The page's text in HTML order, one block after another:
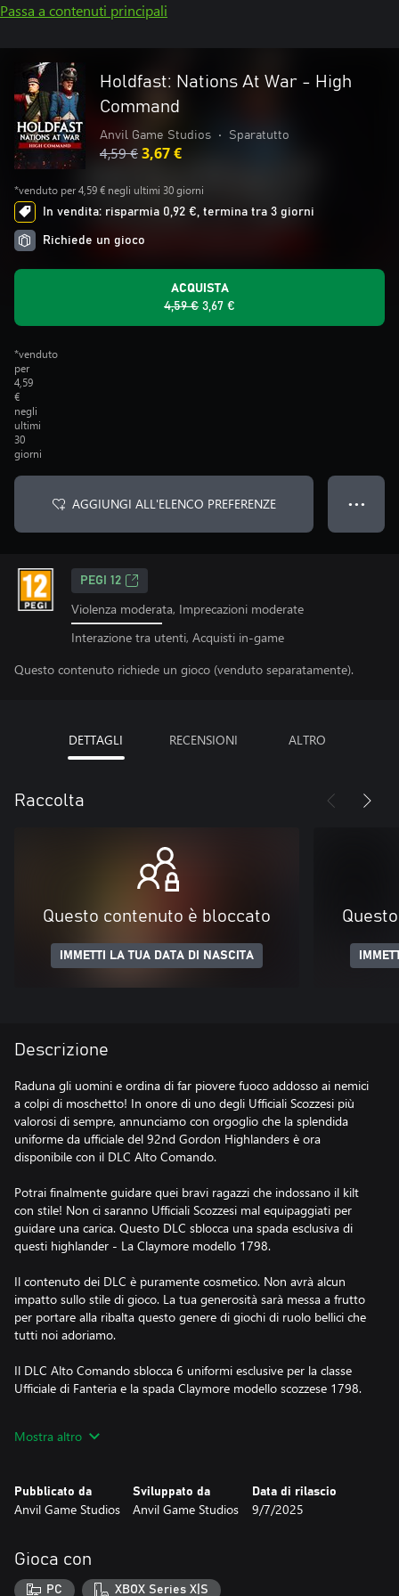
Passa a contenuti principali
Holdfast: Nations At War - High
Command
Anvil Game Studios • Sparatutto
4,59 €3,67 €
*venduto per 4,59 € negli ultimi 30 giorni
In vendita: risparmia 0,92 €, termina tra 3 giorni
Richiede un gioco
ACQUISTA
4,59 € 3,67 €
*venduto
per
4,59
€
negli
ultimi
30
giorni
AGGIUNGI ALL'ELENCO PREFERENZE ● ● ●
PEGI 12
Violenza moderata, Imprecazioni moderate
Interazione tra utenti, Acquisti in-game
Questo contenuto richiede un gioco (venduto separatamente).
DETTAGLI RECENSIONI ALTRO
Raccolta
Questo contenuto è bloccato
IMMETTI LA TUA DATA DI NASCITA
Descrizione
Raduna gli uomini e ordina di far piovere fuoco addosso ai nemici
a colpi di moschetto! In onore di uno degli Ufficiali Scozzesi più
valorosi di sempre, annunciamo con orgoglio che la splendida
uniforme da ufficiale del 92nd Gordon Highlanders è ora
disponibile con il DLC Alto Comando.
Potrai finalmente guidare quei bravi ragazzi che indossano il kilt
con stile! Non ci saranno Ufficiali Scozzesi mal equipaggiati per
guidare una carica. Questo DLC sblocca una spada esclusiva di
questi highlander - La Claymore modello 1798.
Il contenuto dei DLC è puramente cosmetico. Non avrà alcun
impatto sullo stile di gioco. La tua generosità sarà messa a frutto
per portare alla ribalta questo genere di giochi di ruolo bellici che
tutti noi adoriamo.
Il DLC Alto Comando sblocca 6 uniformi esclusive per la classe
Ufficiale di Fanteria e la spada Claymore modello scozzese 1798.
● Sblocca l'uniforme del 92° Gordon Highlanders per l'Impero
Francese.
● Sblocca l'uniforme Lützow Freikorps per il Regno di Prussia.
● Sblocca l'uniforme del Battaglione Guardia alla Città di Milano
per il Regno d'Italia.
Mostra altro
Pubblicato da
Anvil Game Studios
Sviluppato da
Anvil Game Studios
Data di rilascio
9/7/2025
Gioca con
PC XBOX Series X|S